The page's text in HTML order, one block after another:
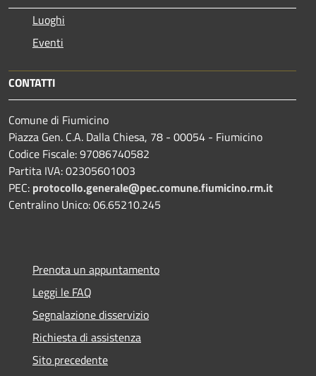
Luoghi
Eventi
CONTATTI
Comune di Fiumicino
Piazza Gen. C.A. Dalla Chiesa, 78 - 00054 - Fiumicino
Codice Fiscale: 97086740582
Partita IVA: 02305601003
PEC: protocollo.generale@pec.comune.fiumicino.rm.it
Centralino Unico: 06.65210.245
Prenota un appuntamento
Leggi le FAQ
Segnalazione disservizio
Richiesta di assistenza
Sito precedente